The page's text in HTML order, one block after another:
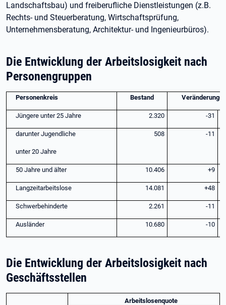
Landschaftsbau) und freiberufliche Dienstleistungen (z.B.
Rechts- und Steuerberatung, Wirtschaftsprüfung,
Unternehmensberatung, Architektur- und Ingenieurbüros).
Die Entwicklung der Arbeitslosigkeit nach
Personengruppen
Personenkreis Bestand
Jüngere unter 25 Jahre 2.320 -31
darunter Jugendliche
unter 20 Jahre
508 -11
50 Jahre und älter 10.406 +9
Langzeitarbeitslose 14.081 +48
Schwerbehinderte 2.261 -11
Ausländer 10.680 -10
Die Entwicklung der Arbeitslosigkeit nach
Geschäftsstellen
Arbeitslosenquote